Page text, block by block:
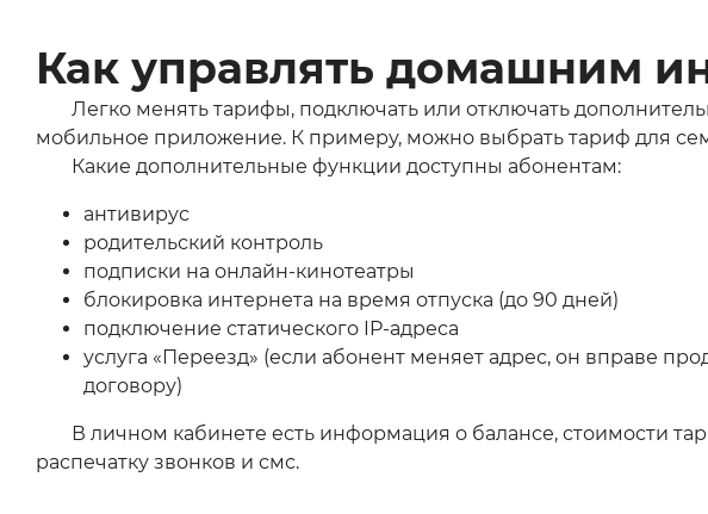
Как управлять домашним
Легко менять тарифы, подключать или отключать
мобильное приложение. К примеру, можно выбрать тариф для
Какие дополнительные функции доступны абонентам:
антивирус
родительский контроль
подписки на онлайн-кинотеатры
блокировка интернета на время отпуска (до 90 дней)
подключение статического IP-адреса
услуга «Переезд» (если абонент меняет адрес, он вправе
договору)
В личном кабинете есть информация о балансе, стоимости
распечатку звонков и смс.